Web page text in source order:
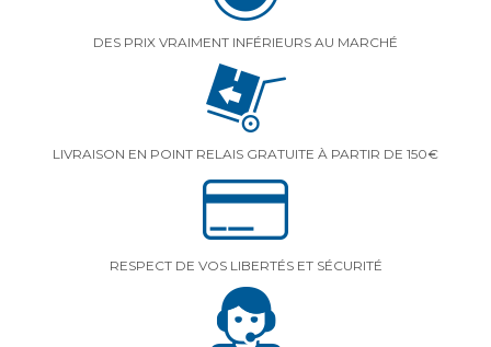
DES PRIX VRAIMENT INFÉRIEURS AU MARCHÉ
LIVRAISON EN POINT RELAIS GRATUITE À PARTIR DE 150€
RESPECT DE VOS LIBERTÉS ET SÉCURITÉ